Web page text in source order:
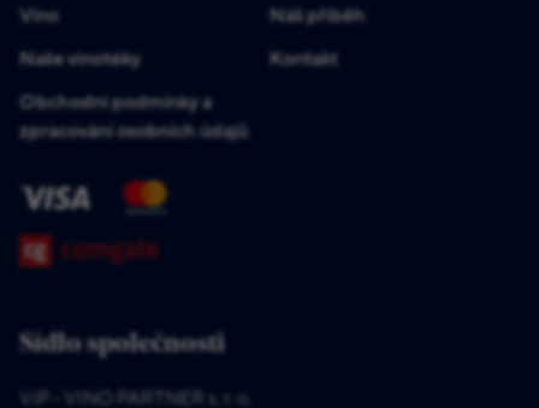
Víno
Náš příběh
Naše vinotéky
Kontakt
Obchodní podmínky a
zpracování osobních údajů
Sídlo společnosti
ViP - VINO PARTNER s. r. o.